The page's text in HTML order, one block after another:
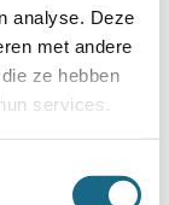
analyse. Deze
met andere
ze hebben
services.